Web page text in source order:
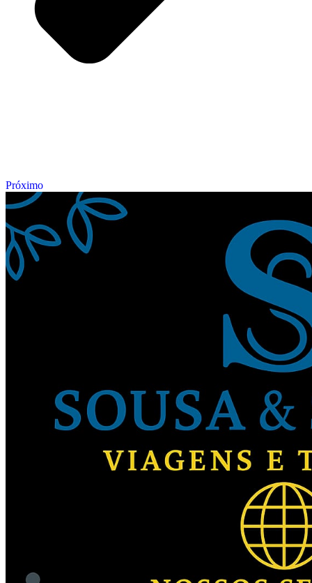
Próximo